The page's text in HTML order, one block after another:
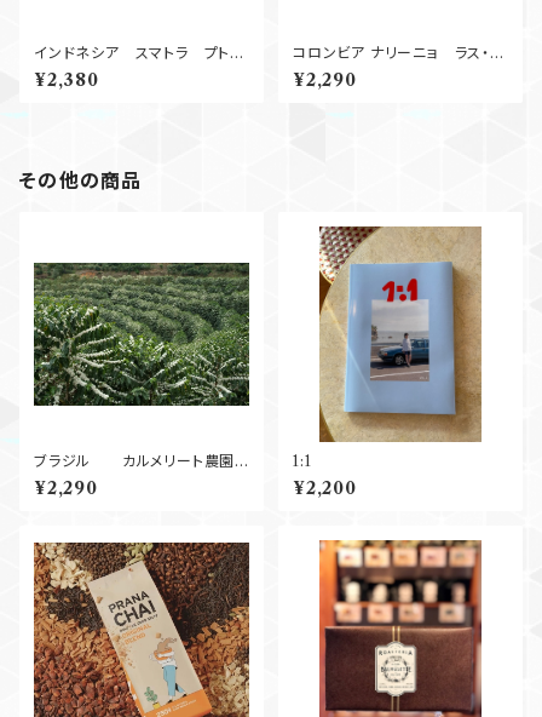
インドネシア スマトラ プト
ラ・ガヨ Wet Hulled
250g
¥2,380
コロンビア ナリーニョ ラス・ペ
¥2,290
その他の商品
ブラジル カルメリート農園
Pulped Natural (中深煎)
250g
¥2,290
1:1
¥2,200